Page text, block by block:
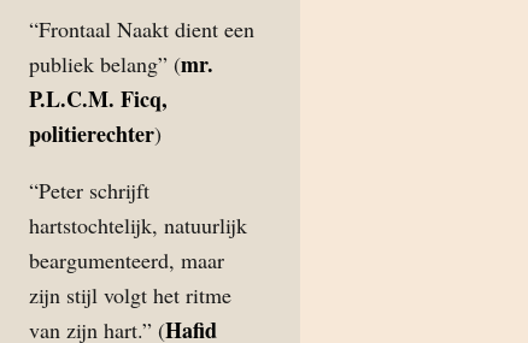
“Frontaal Naakt dient een
publiek belang” (mr.
P.L.C.M. Ficq,
politierechter)
“Peter schrijft
hartstochtelijk, natuurlijk
beargumenteerd, maar
zijn stijl volgt het ritme
van zijn hart.” (Hafid